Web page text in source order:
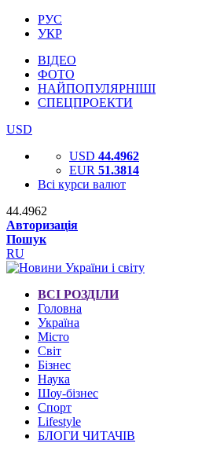
РУС
УКР
ВІДЕО
ФОТО
НАЙПОПУЛЯРНІШІ
СПЕЦПРОЕКТИ
USD
USD 44.4962
EUR 51.3814
Всі курси валют
44.4962
Авторизація
Пошук
RU
ВСІ РОЗДІЛИ
Головна
Україна
Місто
Світ
Бізнес
Наука
Шоу-бізнес
Спорт
Lifestyle
БЛОГИ ЧИТАЧІВ